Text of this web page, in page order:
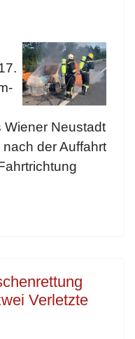
Wiener Neustadt
der Auffahrt
Verletzte